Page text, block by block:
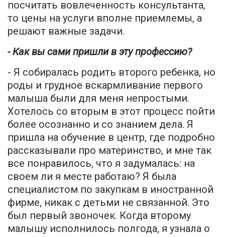
посчитать вовлеченность консультанта,
то цены на услуги вполне приемлемы, а
решают важные задачи.
- Как вы сами пришли в эту профессию?
- Я собиралась родить второго ребенка, но
роды и грудное вскармливание первого
малыша были для меня непростыми.
Хотелось со вторым в этот процесс пойти
более осознанно и со знанием дела. Я
пришла на обучение в центр, где подробно
рассказывали про материнство, и мне так
все понравилось, что я задумалась: на
своем ли я месте работаю? Я была
специалистом по закупкам в иностранной
фирме, никак с детьми не связанной. Это
был первый звоночек. Когда второму
малышу исполнилось полгода, я узнала о